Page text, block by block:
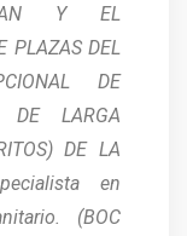
Y EL
PLAZAS DEL
DE
DE LARGA
DE LA
en
(BOC